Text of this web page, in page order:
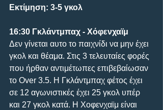
Εκτίμηση: 3-5 γκολ
16:30 Γκλάντμπαχ - Χόφενχαϊμ
Δεν γίνεται αυτο το παιχνίδι να μην έχει
γκολ και θέαμα. Στις 3 τελευταίες φορές
που ήρθαν αντιμέτωπες επιβεβαίωσαν
τo Over 3.5. Η Γκλάντμπαχ φέτος έχει
σε 12 αγωνιστικές έχει 25 γκολ υπέρ
και 27 γκολ κατά. Η Χοφενχαϊμ είναι